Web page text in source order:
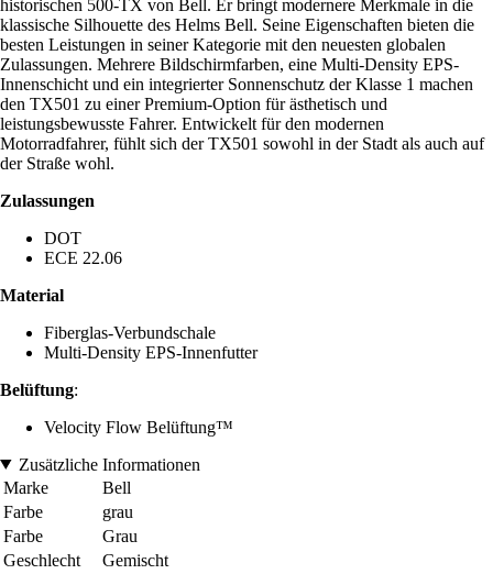
historischen 500-TX von Bell. Er bringt modernere Merkmale in die
klassische Silhouette des Helms Bell. Seine Eigenschaften bieten die
besten Leistungen in seiner Kategorie mit den neuesten globalen
Zulassungen. Mehrere Bildschirmfarben, eine Multi-Density EPS-
Innenschicht und ein integrierter Sonnenschutz der Klasse 1 machen
den TX501 zu einer Premium-Option für ästhetisch und
leistungsbewusste Fahrer. Entwickelt für den modernen
Motorradfahrer, fühlt sich der TX501 sowohl in der Stadt als auch auf
der Straße wohl.
Zulassungen
DOT
ECE 22.06
Material
Fiberglas-Verbundschale
Multi-Density EPS-Innenfutter
Belüftung:
Velocity Flow Belüftung™
Zusätzliche Informationen
Marke
Bell
Farbe
grau
Farbe
Grau
Geschlecht
Gemischt